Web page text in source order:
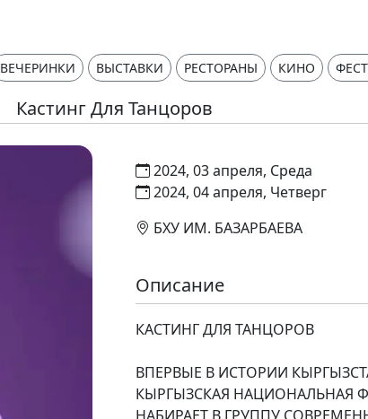
ВЕЧЕРИНКИ ВЫСТАВКИ РЕСТОРАНЫ КИНО
Кастинг Для Танцоров
2024, 03 апреля, Среда
2024, 04 апреля, Четверг
БХУ ИМ. БАЗАРБАЕВА
Описание
КАСТИНГ ДЛЯ ТАНЦОРОВ
ВПЕРВЫЕ В ИСТОРИИ
КЫРГЫЗСКАЯ НАЦИОНАЛЬНАЯ